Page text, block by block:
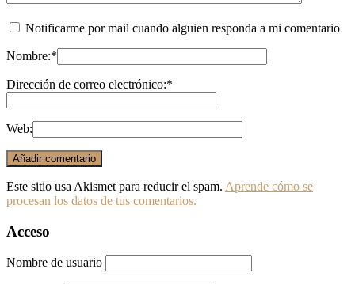
Notificarme por mail cuando alguien responda a mi comentario
Nombre:*
Dirección de correo electrónico:*
Web:
Este sitio usa Akismet para reducir el spam. Aprende cómo se
procesan los datos de tus comentarios.
Acceso
Nombre de usuario